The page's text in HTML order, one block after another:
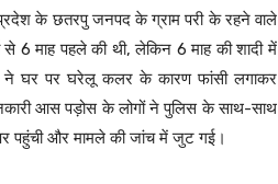
प्रदेश के छतरपु जनपद के ग्राम परी के रहने वाले
से 6 माह पहले की थी, लेकिन 6 माह की शादी में
ने घर पर घरेलू कलर के कारण फांसी लगाकर
आस पड़ोस के लोगों ने पुलिस के साथ-साथ
पर पहुंची और मामले की जांच में जुट गई।